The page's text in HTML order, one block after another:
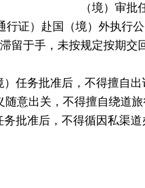
（境）审
行证）赴国（境）外执行
留于手，未按规定按期
）任务批准后，不得擅自
随意出关，不得擅自绕道
务批准后，不得循因私渠